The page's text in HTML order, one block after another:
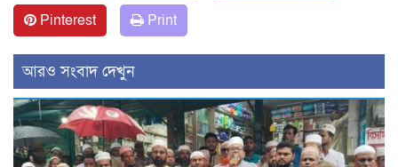
Pinterest
Print
আরও সংবাদ দেখুন